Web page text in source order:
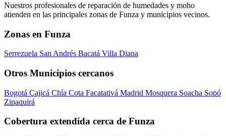
Nuestros profesionales de reparación de humedades y moho
atienden en las principales zonas de Funza y municipios vecinos.
Zonas en Funza
Serrezuela San Andrés Bacatá Villa Diana
Otros Municipios cercanos
Bogotá Cajicá Chía Cota Facatativá Madrid Mosquera Soacha Sopó
Zipaquirá
Cobertura extendida cerca de Funza